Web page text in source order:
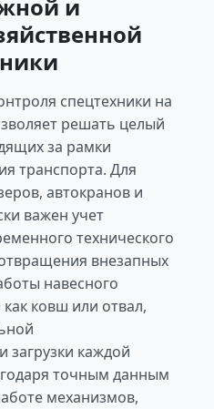
и
спецтехники на
решать целый
за рамки
транспорта. Для
автокранов и
важен учет
технического
внезапных
навесного
ковш или отвал,
загрузки каждой
точным данным
механизмов,